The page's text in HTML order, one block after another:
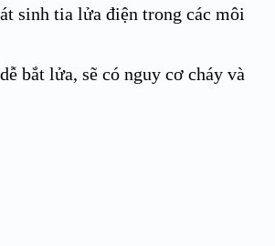
sinh tia lửa điện trong các môi
bắt lửa, sẽ có nguy cơ cháy và